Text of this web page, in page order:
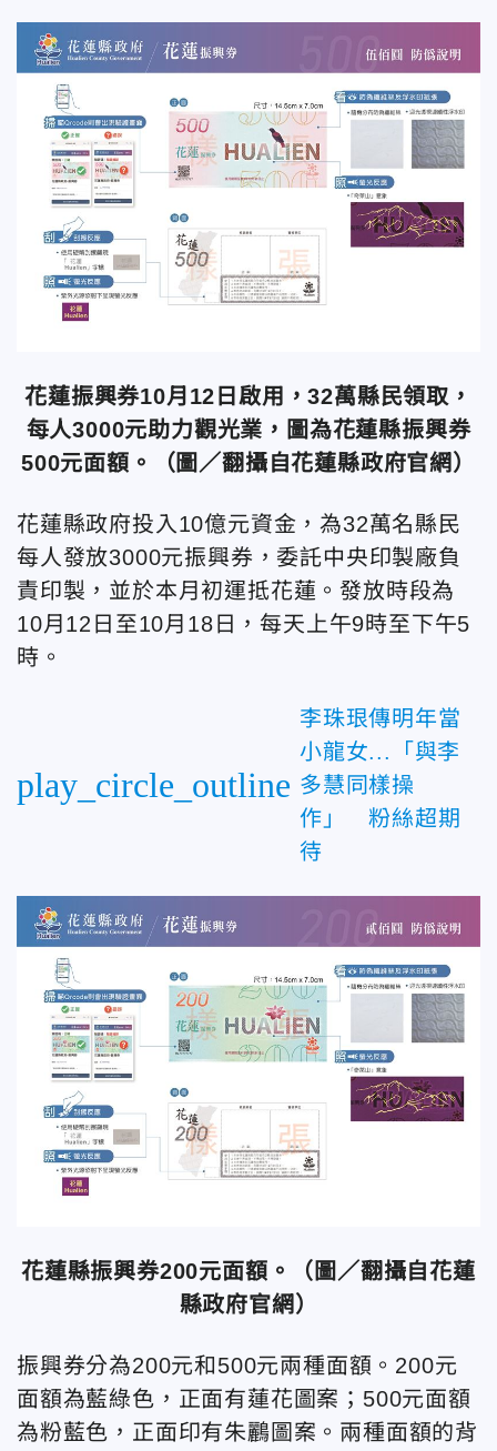
花蓮振興券10月12日啟用，32萬縣民領取，
每人3000元助力觀光業，圖為花蓮縣振興券
500元面額。（圖／翻攝自花蓮縣政府官網）
花蓮縣政府投入10億元資金，為32萬名縣民
每人發放3000元振興券，委託中央印製廠負
責印製，並於本月初運抵花蓮。發放時段為
10月12日至10月18日，每天上午9時至下午5
時。
play_circle_outline
李珠珢傳明年當
小龍女...「與李
多慧同樣操
作」 粉絲超期
待
花蓮縣振興券200元面額。（圖／翻攝自花蓮
縣政府官網）
振興券分為200元和500元兩種面額。200元
面額為藍綠色，正面有蓮花圖案；500元面額
為粉藍色，正面印有朱鸝圖案。兩種面額的背